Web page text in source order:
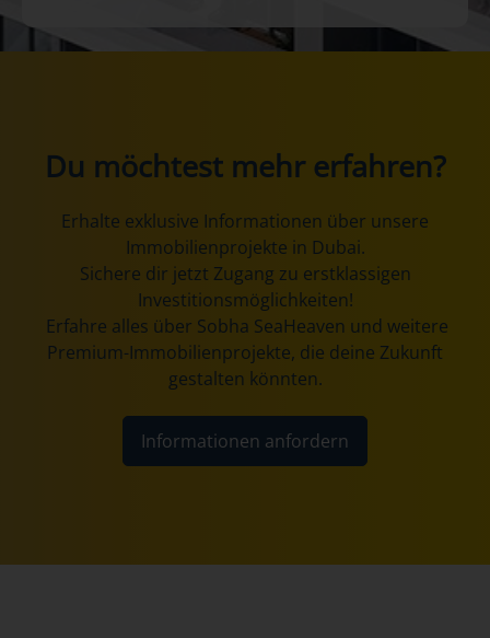
Du möchtest mehr erfahren?
Erhalte exklusive Informationen über unsere
Immobilienprojekte in Dubai.
‌Sichere dir jetzt Zugang zu erstklassigen
Investitionsmöglichkeiten!
Erfahre alles über Sobha SeaHeaven und weitere
Premium-Immobilienprojekte, die deine Zukunft
gestalten könnten.
Informationen anfordern